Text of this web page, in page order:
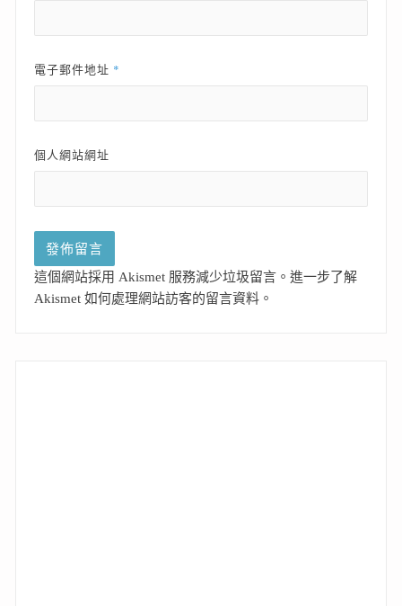
電子郵件地址 *
個人網站網址
這個網站採用 Akismet 服務減少垃圾留言。 進一步了解
Akismet 如何處理網站訪客的留言資料 。